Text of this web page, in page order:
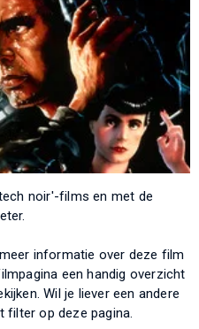
noir'-films en met de
informatie over deze film
een handig overzicht
Wil je liever een andere
filter op deze pagina.